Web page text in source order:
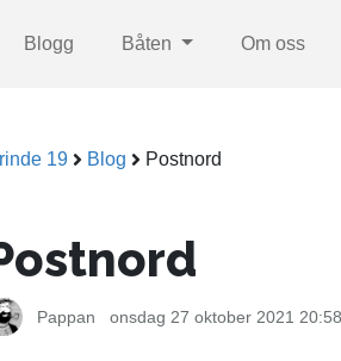
Blogg Båten Om oss
19 Blog Postnord
Pappan onsdag 27 oktober 2021 20:58